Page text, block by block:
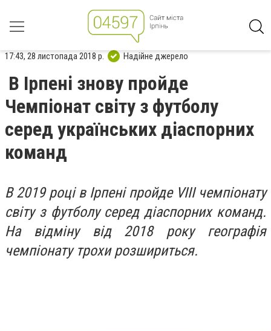
17:43, 28 листопада 2018 р. Надійне джерело
В Ірпені знову пройде
Чемпіонат світу з футболу
серед українських діаспорних
команд
В 2019 році в Ірпені пройде VIII чемпіонату
світу з футболу серед діаспорних команд.
На відміну від 2018 року географія
чемпіонату трохи розшириться.